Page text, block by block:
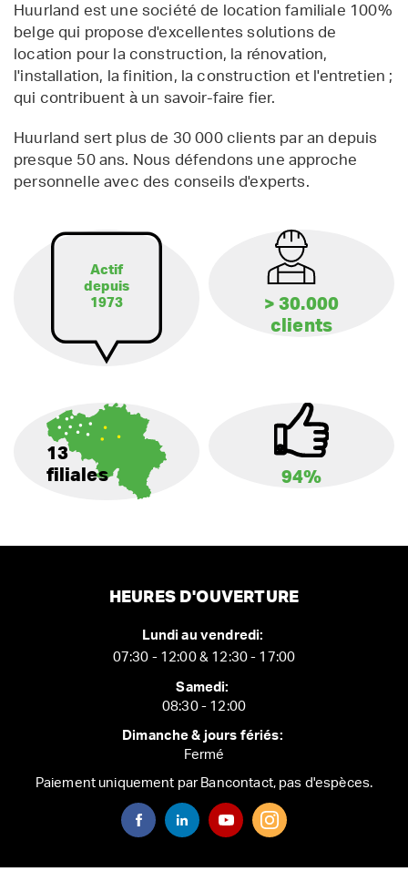
Huurland est une société de location familiale 100%
belge qui propose d'excellentes solutions de
location pour la construction, la rénovation,
l'installation, la finition, la construction et l'entretien ;
qui contribuent à un savoir-faire fier.
Huurland sert plus de 30 000 clients par an depuis
presque 50 ans. Nous défendons une approche
personnelle avec des conseils d'experts.
Actif
depuis
1973
> 30.000
clients
13
filiales
94%
HEURES D'OUVERTURE
Lundi au vendredi:
07:30 - 12:00 & 12:30 - 17:00
Samedi:
08:30 - 12:00
Dimanche & jours fériés:
Fermé
Paiement uniquement par Bancontact, pas d'espèces.